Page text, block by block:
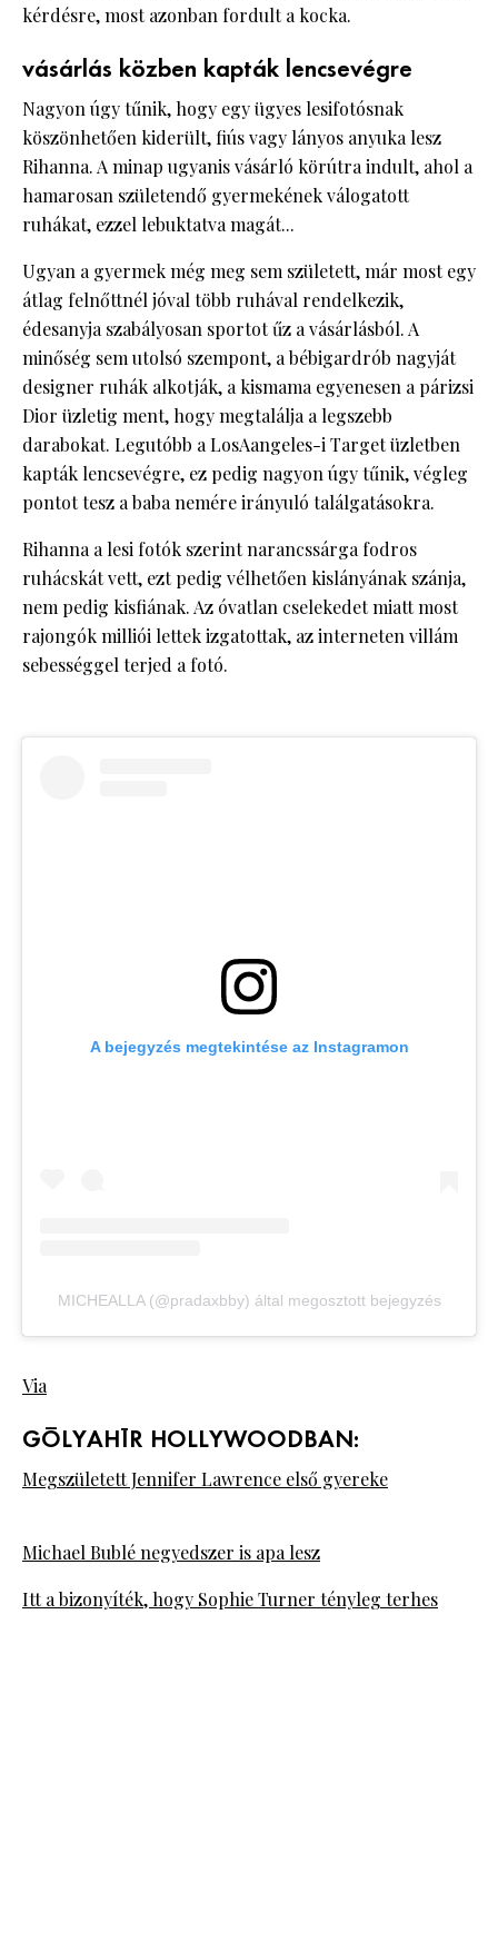
kérdésre, most azonban fordult a kocka.
vásárlás közben kapták lencsevégre
Nagyon úgy tűnik, hogy egy ügyes lesifotósnak
köszönhetően kiderült, fiús vagy lányos anyuka lesz
Rihanna. A minap ugyanis vásárló körútra indult, ahol a
hamarosan születendő gyermekének válogatott
ruhákat, ezzel lebuktatva magát...
Ugyan a gyermek még meg sem született, már most egy
átlag felnőttnél jóval több ruhával rendelkezik,
édesanyja szabályosan sportot űz a vásárlásból. A
minőség sem utolsó szempont, a bébigardrób nagyját
designer ruhák alkotják, a kismama egyenesen a párizsi
Dior üzletig ment, hogy megtalálja a legszebb
darabokat. Legutóbb a LosAangeles-i Target üzletben
kapták lencsevégre, ez pedig nagyon úgy tűnik, végleg
pontot tesz a baba nemére irányuló találgatásokra.
Rihanna a lesi fotók szerint narancssárga fodros
ruhácskát vett, ezt pedig vélhetően kislányának szánja,
nem pedig kisfiának. Az óvatlan cselekedet miatt most
rajongók milliói lettek izgatottak, az interneten villám
sebességgel terjed a fotó.
A bejegyzés megtekintése az Instagramon
MICHEALLA (@pradaxbby) által megosztott bejegyzés
Via
GÓLYAHÍR HOLLYWOODBAN:
Megszületett Jennifer Lawrence első gyereke
Michael Bublé negyedszer is apa lesz
Itt a bizonyíték, hogy Sophie Turner tényleg terhes